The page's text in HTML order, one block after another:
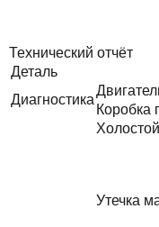
Технический отчёт
Деталь
Диагностика
Коробка
Утечка